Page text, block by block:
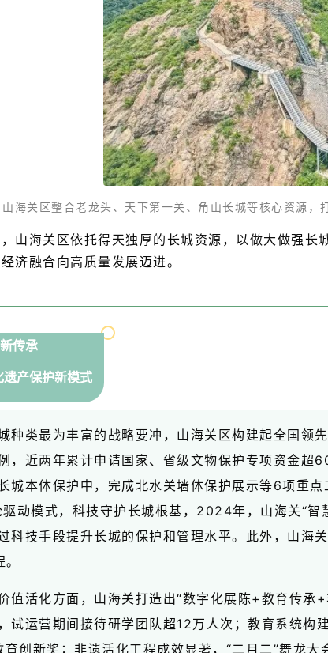
山海关区整合老龙头、天下第一关、角山长城等核心资源
山海关区依托得天独厚的长城资源，以做大做强
济融合向高质量发展迈进。
传承
产保护新模式
种类最为丰富的战略要冲，山海关区构建起全国领
，近两年累计申请国家、省级文物保护专项资金
城本体保护中，完成北水关墙体保护展示等6项重
驱动模式，科技守护长城根基，2024年，山海关“
科技手段提升长城的保护和管理水平。此外，山
值活化方面，山海关打造出“数字化展陈+教育传承
试运营期间接待研学团队超12万人次；教育系统
育创新奖；非遗活化工程成效显著，“二月二”舞龙